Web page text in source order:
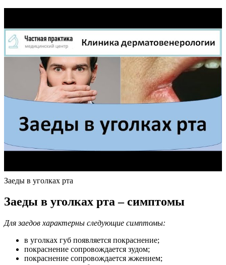
Заеды в уголках рта
Заеды в уголках рта – симптомы
Для заедов характерны следующие симптомы:
в уголках губ появляется покраснение;
покраснение сопровождается зудом;
покраснение сопровождается жжением;